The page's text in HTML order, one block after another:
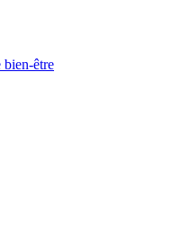
bien-être